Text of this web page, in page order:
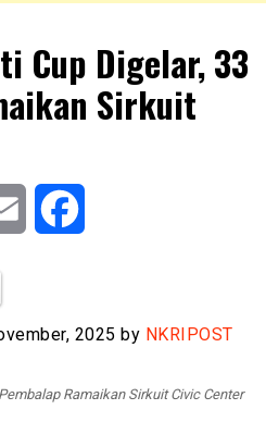
Cup Digelar, 33
Sirkuit
Email
2025 by NKRIPOST
Ramaikan Sirkuit Civic Center